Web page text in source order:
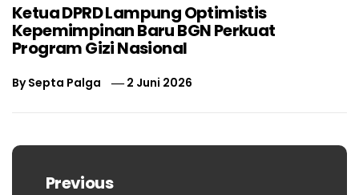
Ketua DPRD Lampung Optimistis
Kepemimpinan Baru BGN Perkuat
Program Gizi Nasional
BySepta Palga 2 Juni 2026
Navigasi
posPrevious